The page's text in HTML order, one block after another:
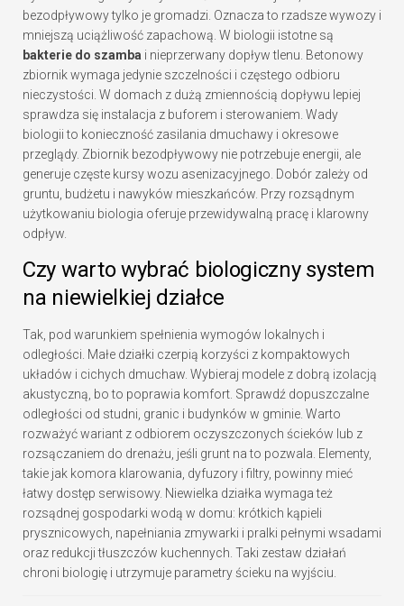
bezodpływowy tylko je gromadzi. Oznacza to rzadsze wywozy i
mniejszą uciążliwość zapachową. W biologii istotne są
bakterie do szamba i nieprzerwany dopływ tlenu. Betonowy
zbiornik wymaga jedynie szczelności i częstego odbioru
nieczystości. W domach z dużą zmiennością dopływu lepiej
sprawdza się instalacja z buforem i sterowaniem. Wady
biologii to konieczność zasilania dmuchawy i okresowe
przeglądy. Zbiornik bezodpływowy nie potrzebuje energii, ale
generuje częste kursy wozu asenizacyjnego. Dobór zależy od
gruntu, budżetu i nawyków mieszkańców. Przy rozsądnym
użytkowaniu biologia oferuje przewidywalną pracę i klarowny
odpływ.
Czy warto wybrać biologiczny system
na niewielkiej działce
Tak, pod warunkiem spełnienia wymogów lokalnych i
odległości. Małe działki czerpią korzyści z kompaktowych
układów i cichych dmuchaw. Wybieraj modele z dobrą izolacją
akustyczną, bo to poprawia komfort. Sprawdź dopuszczalne
odległości od studni, granic i budynków w gminie. Warto
rozważyć wariant z odbiorem oczyszczonych ścieków lub z
rozsączaniem do drenażu, jeśli grunt na to pozwala. Elementy,
takie jak komora klarowania, dyfuzory i filtry, powinny mieć
łatwy dostęp serwisowy. Niewielka działka wymaga też
rozsądnej gospodarki wodą w domu: krótkich kąpieli
prysznicowych, napełniania zmywarki i pralki pełnymi wsadami
oraz redukcji tłuszczów kuchennych. Taki zestaw działań
chroni biologię i utrzymuje parametry ścieku na wyjściu.